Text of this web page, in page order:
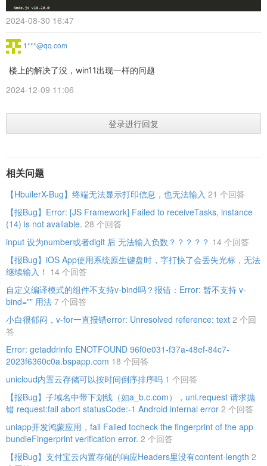
2024-08-30 16:47
1***@qq.com
楼上的解决了没，win11出现一样的问题
2024-12-09 11:06
登录进行回复
相关问题
【HbuilerX-Bug】终端无法显示打印信息，也无法输入 21 个回答
【报Bug】Error: [JS Framework] Failed to receiveTasks, instance
(14) is not available. 28 个回答
input 设为number或者digit 后 无法输入负数？？？？？ 14 个回答
【报Bug】iOS App使用系统原生键盘时，字打快了会丢失光标，无法
继续输入！ 14 个回答
自定义编译模式的组件不支持v-bind吗？报错：Error: 暂不支持 v-
bind="" 用法 7 个回答
小白很郁闷，v-for一直报错error: Unresolved reference: text‌ 2 个回
答
Error: getaddrinfo ENOTFOUND 96f0e031-f37a-48ef-84c7-
2023f6360c0a.bspapp.com 18 个回答
unicloud内置云存储可以按时间倒序排序吗 1 个回答
【报Bug】子域名中带下划线（如a_b.c.com），uni.request 请求抛
错 request:fail abort statusCode:-1 Android internal error 2 个回答
uniapp开发鸿蒙应用，fail Failed tocheck the fingerprint of the app
bundleFingerprint verification error. 2 个回答
【报Bug】支付宝云内置存储的响应Headers里没有content-length 2